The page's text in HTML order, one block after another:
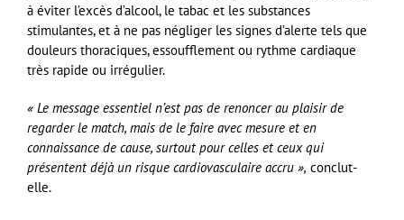
à éviter l’excès d’alcool, le tabac et les substances
stimulantes, et à ne pas négliger les signes d’alerte tels que
douleurs thoraciques, essoufflement ou rythme cardiaque
très rapide ou irrégulier.
« Le message essentiel n’est pas de renoncer au plaisir de
regarder le match, mais de le faire avec mesure et en
connaissance de cause, surtout pour celles et ceux qui
présentent déjà un risque cardiovasculaire accru », conclut-
elle.